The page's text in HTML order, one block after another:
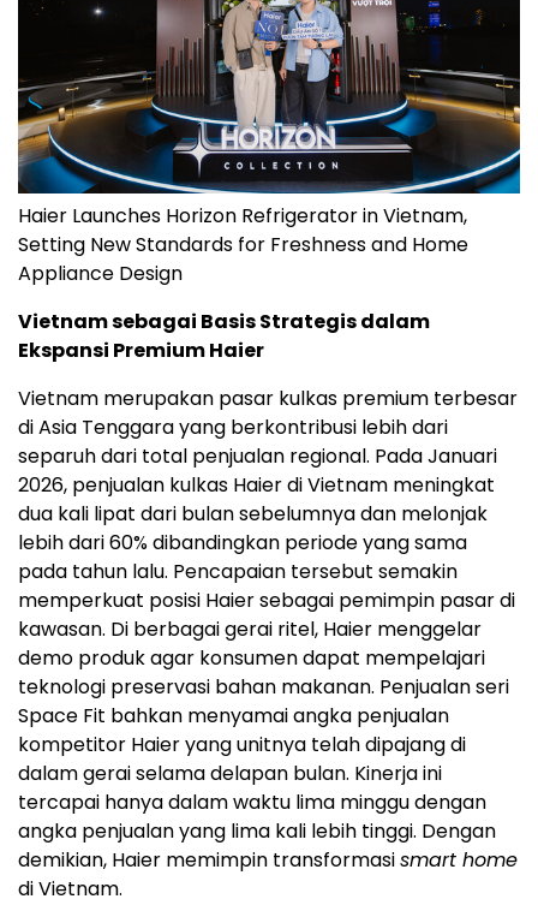
Haier Launches Horizon Refrigerator in Vietnam,
Setting New Standards for Freshness and Home
Appliance Design
Vietnam sebagai Basis Strategis dalam
Ekspansi Premium Haier
Vietnam merupakan pasar kulkas premium terbesar
di Asia Tenggara yang berkontribusi lebih dari
separuh dari total penjualan regional. Pada Januari
2026, penjualan kulkas Haier di Vietnam meningkat
dua kali lipat dari bulan sebelumnya dan melonjak
lebih dari 60% dibandingkan periode yang sama
pada tahun lalu. Pencapaian tersebut semakin
memperkuat posisi Haier sebagai pemimpin pasar di
kawasan. Di berbagai gerai ritel, Haier menggelar
demo produk agar konsumen dapat mempelajari
teknologi preservasi bahan makanan. Penjualan seri
Space Fit bahkan menyamai angka penjualan
kompetitor Haier yang unitnya telah dipajang di
dalam gerai selama delapan bulan. Kinerja ini
tercapai hanya dalam waktu lima minggu dengan
angka penjualan yang lima kali lebih tinggi. Dengan
demikian, Haier memimpin transformasismart home
di Vietnam.